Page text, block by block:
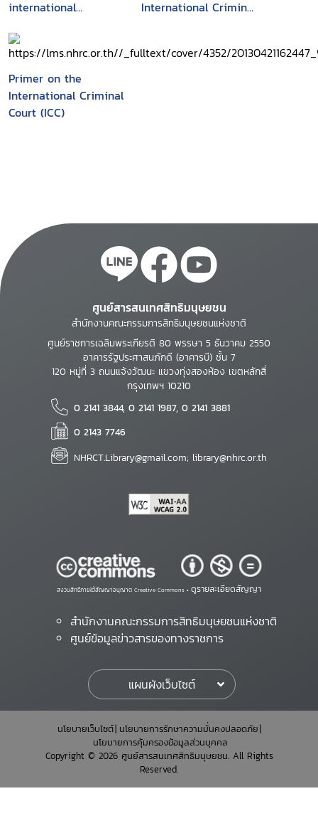
international
search for justice in
a world of states
International Criminal
Primer on the
International Criminal
Court (ICC)
ศูนย์สารสนเทศสิทธิมนุษยชน
สำนักงานคณะกรรมการสิทธิมนุษยชนแห่งชาติ
ศูนย์ราชการเฉลิมพระเกียรติ 80 พรรษา 5 ธันวาคม 2550
อาคารรัฐประศาสนภักดี (อาคารบี) ชั้น 7
120 หมู่ที่ 3 ถนนแจ้งวัฒนะ แขวงทุ่งสองห้อง เขตหลักสี่
กรุงเทพฯ 10210
0 2141 3844, 0 2141 1987, 0 2141 3881
0 2143 7746
NHRCT.Library@gmail.com; library@nhrc.or.th
สงวนสิทธิ์ภายใต้สัญญาอนุญาต Creative Commons • ดูรายละเอียดสัญญา
สำนักงานคณะกรรมการสิทธิมนุษยชนแห่งชาติ
ศูนย์ข้อมูลข่าวสารของทางราชการ
แผนผังเว็บไซต์
นโยบายเว็บไซต์ นโยบายการรักษาความมั่นคงปลอดภัย
นโยบายการคุ้มครองข้อมูลส่วนบุคคล
Copyright © 2026 ศูนย์สารสนเทศสิทธิมนุษยชน. All Rights
Reserved.